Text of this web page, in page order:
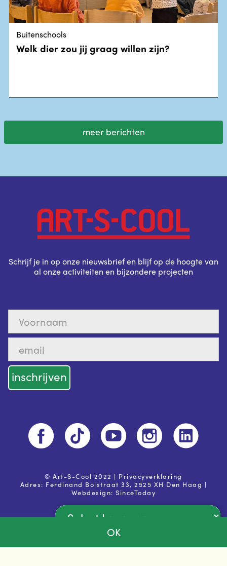
privacy voorwaarden
OK
Buitenschools
Welk dier zou jij graag willen zijn?
meer berichten
Schrijf je in op onze nieuwsbrief en blijf op de hoogte van
al onze activiteiten en bijzondere projecten
© Art-S-Cool 2022 | Privacyverklaring
Adres: Ferdinand Bolstraat 33, 2525 XH Den Haag |
Webdesign:SinceToday